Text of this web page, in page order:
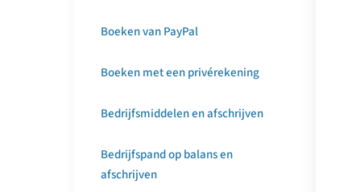
Boeken van PayPal
Boeken met een privérekening
Bedrijfsmiddelen en afschrijven
Bedrijfspand op balans en
afschrijven